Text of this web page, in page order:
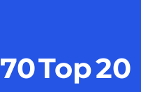
70Top20